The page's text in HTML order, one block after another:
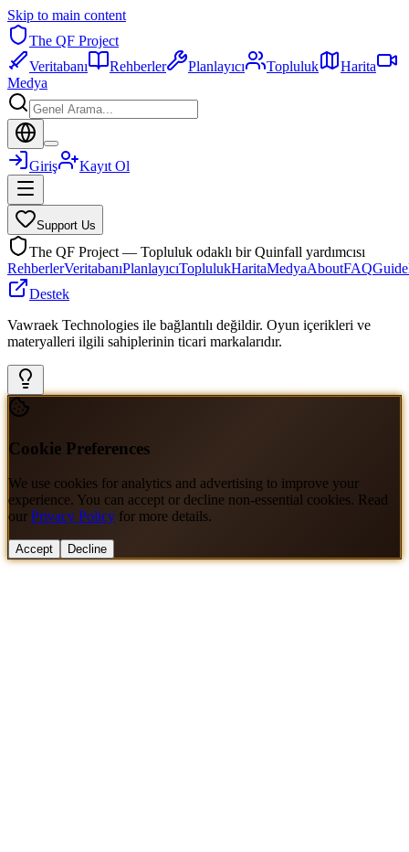
Skip to main content
The QF Project
Veritabanı
Rehberler Planlayıcı Topluluk
Harita
Medya
Giriş Kayıt Ol
Support Us
The QF Project — Topluluk odaklı bir Quinfall yardımcısı
RehberlerVeritabanıPlanlayıcıToplulukHaritaMedyaAboutFAQ
Destek
Vawraek Technologies ile bağlantılı değildir. Oyun içerikleri ve
materyalleri ilgili sahiplerinin ticari markalarıdır.
Cookie Preferences
We use cookies for analytics and advertising to improve your
experience. You can accept or decline non-essential cookies. Read
our Privacy Policy for more details.
Accept Decline